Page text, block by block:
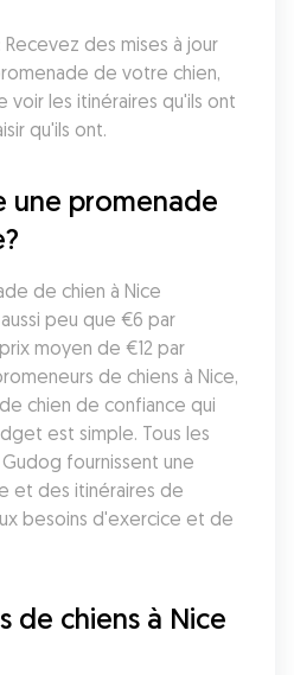
des mises à jour
de votre chien,
les itinéraires qu'ils ont
qu'ils ont.
une promenade
de chien à Nice
peu que €6 par
moyen de €12 par
de chiens à Nice,
chien de confiance qui
est simple. Tous les
fournissent une
et des itinéraires de
besoins d'exercice et de
de chiens à Nice